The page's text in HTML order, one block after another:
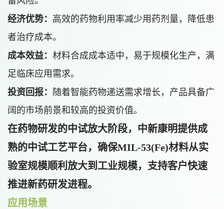
经济优势： 高效的药物利用率减少用药剂量，降低患
者治疗成本。
成本效益： 材料合成成本适中，易于规模化生产，满
足临床应用需求。
投资回报：
随着智能药物递送需求增长，产品具备广
阔的市场前景和较高的投资价值。
在药物研发的中试放大阶段，中新康明提供成
熟的中试工艺平台，确保MIL-53(Fe)材料从实
验室规模顺利放大到工业规模，支持客户快速
推进新药研发进程。
应用场景